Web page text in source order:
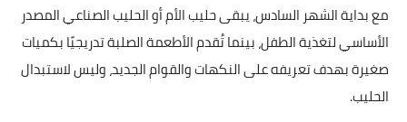
مع بداية الشهر السادس، يبقى حليب الأم أو الحليب الصناعي المصدر
الأساسي لتغذية الطفل، بينما تُقدم الأطعمة الصلبة تدريجيًا بكميات
صغيرة بهدف تعريفه على النكهات والقوام الجديد، وليس لاستبدال
الحليب.